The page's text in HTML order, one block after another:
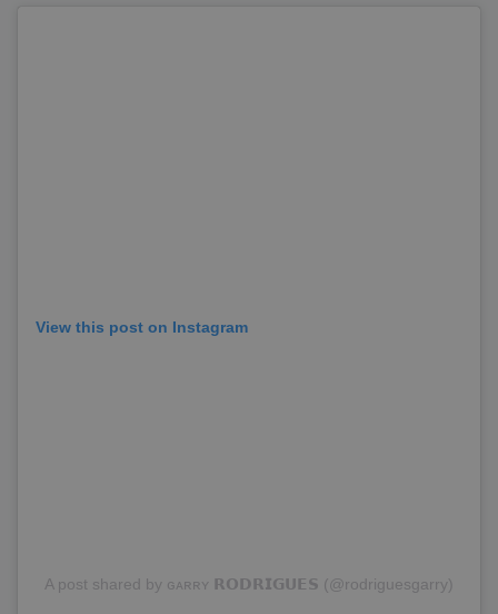
View this post on Instagram
A post shared by ɢᴀʀʀʏ 𝗥𝗢𝗗𝗥𝗜𝗚𝗨𝗘𝗦 (@rodriguesgarry)